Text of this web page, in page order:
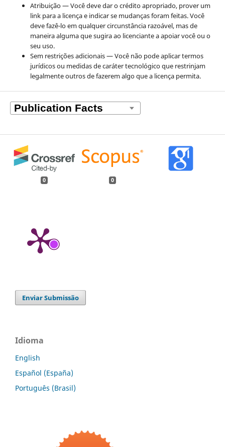
Atribuição — Você deve dar o crédito apropriado, prover um
link para a licença e indicar se mudanças foram feitas. Você
deve fazê-lo em qualquer circunstância razoável, mas de
maneira alguma que sugira ao licenciante a apoiar você ou o
seu uso.
Sem restrições adicionais — Você não pode aplicar termos
jurídicos ou medidas de caráter tecnológico que restrinjam
legalmente outros de fazerem algo que a licença permita.
0 0
Enviar Submissão
Idioma
English
Español (España)
Português (Brasil)